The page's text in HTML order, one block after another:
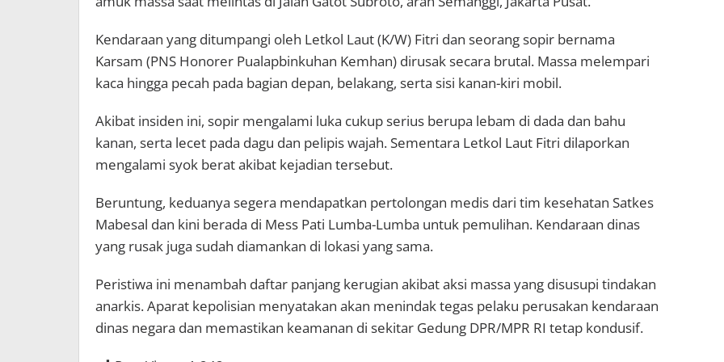
Kendaraan yang ditumpangi oleh Letkol Laut (K/W) Fitri dan seorang sopir bernama
Karsam (PNS Honorer Pualapbinkuhan Kemhan) dirusak secara brutal. Massa melempari
kaca hingga pecah pada bagian depan, belakang, serta sisi kanan-kiri mobil.
Akibat insiden ini, sopir mengalami luka cukup serius berupa lebam di dada dan bahu
kanan, serta lecet pada dagu dan pelipis wajah. Sementara Letkol Laut Fitri dilaporkan
mengalami syok berat akibat kejadian tersebut.
Beruntung, keduanya segera mendapatkan pertolongan medis dari tim kesehatan Satkes
Mabesal dan kini berada di Mess Pati Lumba-Lumba untuk pemulihan. Kendaraan dinas
yang rusak juga sudah diamankan di lokasi yang sama.
Peristiwa ini menambah daftar panjang kerugian akibat aksi massa yang disusupi tindakan
anarkis. Aparat kepolisian menyatakan akan menindak tegas pelaku perusakan kendaraan
dinas negara dan memastikan keamanan di sekitar Gedung DPR/MPR RI tetap kondusif.